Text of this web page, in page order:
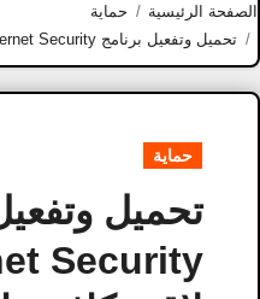
الصفحة الرئيسية
حماية
تحميل وتفعيل برنامج Avast Internet Security عملاق مكافحة الفيروسات
حماية